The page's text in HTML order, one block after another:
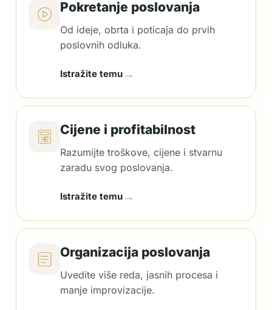
Pokretanje poslovanja
Od ideje, obrta i poticaja do prvih
poslovnih odluka.
Istražite temu →
Cijene i profitabilnost
Razumijte troškove, cijene i stvarnu
zaradu svog poslovanja.
Istražite temu →
Organizacija poslovanja
Uvedite više reda, jasnih procesa i
manje improvizacije.